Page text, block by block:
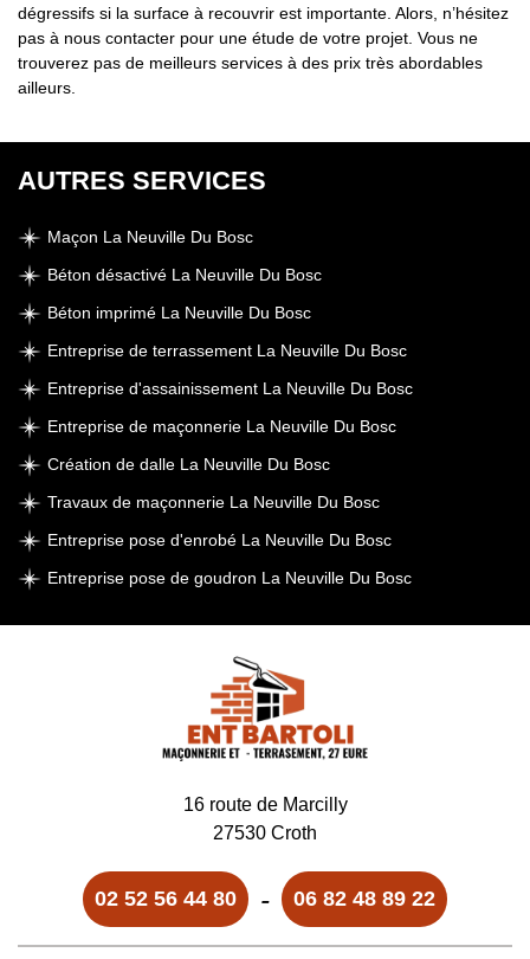
dégressifs si la surface à recouvrir est importante. Alors, n’hésitez
pas à nous contacter pour une étude de votre projet. Vous ne
trouverez pas de meilleurs services à des prix très abordables
ailleurs.
AUTRES SERVICES
Maçon La Neuville Du Bosc
Béton désactivé La Neuville Du Bosc
Béton imprimé La Neuville Du Bosc
Entreprise de terrassement La Neuville Du Bosc
Entreprise d'assainissement La Neuville Du Bosc
Entreprise de maçonnerie La Neuville Du Bosc
Création de dalle La Neuville Du Bosc
Travaux de maçonnerie La Neuville Du Bosc
Entreprise pose d'enrobé La Neuville Du Bosc
Entreprise pose de goudron La Neuville Du Bosc
16 route de Marcilly
27530 Croth
02 52 56 44 80 - 06 82 48 89 22